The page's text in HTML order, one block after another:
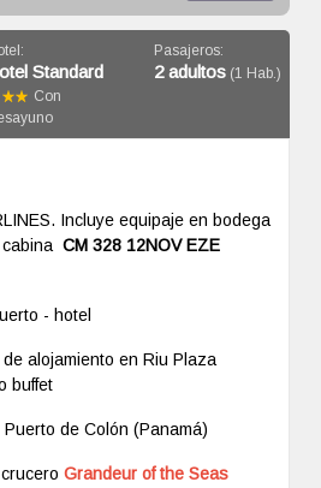
Standard
Con
Pasajeros:
2 adultos(1 Hab.)
Incluye equipaje en bodega
cabinaCM 328 12NOV EZE
- hotel
alojamiento en Riu Plaza
buffet
de Colón (Panamá)
cruceroGrandeur of the Seas